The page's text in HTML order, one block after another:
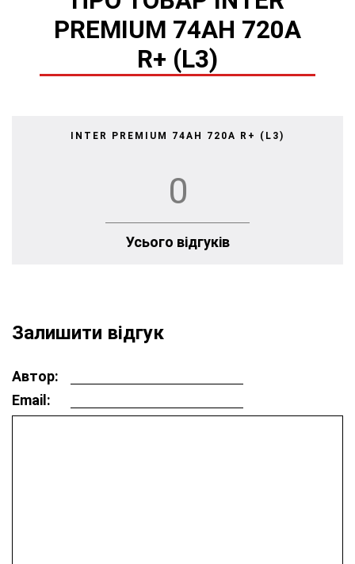
PREMIUM 74AH 720A
R+ (L3)
INTER PREMIUM 74AH 720A R+ (L3)
0
Усього відгуків
Залишити відгук
Автор:
Email: